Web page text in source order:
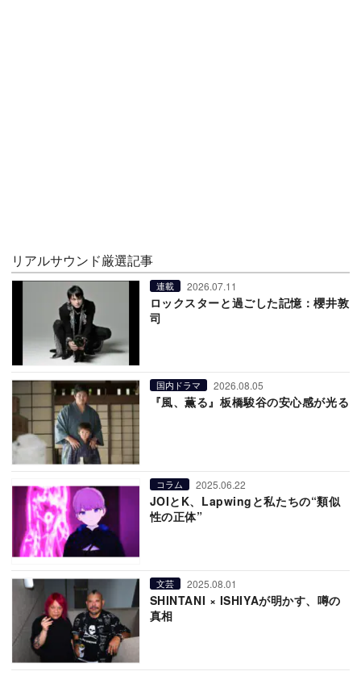
リアルサウンド厳選記事
連載 2026.07.11
ロックスターと過ごした記憶：櫻井敦
司
国内ドラマ 2026.08.05
『風、薫る』板橋駿谷の安心感が光る
コラム 2025.06.22
JOIとK、Lapwingと私たちの“類似
性の正体”
文芸 2025.08.01
SHINTANI × ISHIYAが明かす、噂の
真相